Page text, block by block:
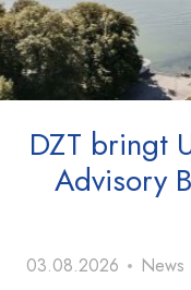
DZT bringt
Advisory
03.08.2026 News